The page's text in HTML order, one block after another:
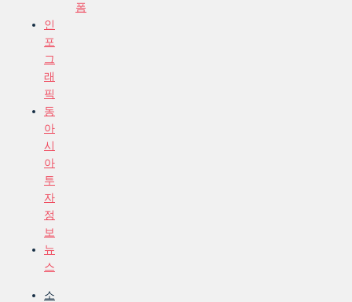
폼
인
포
그
래
픽
동
아
시
아
투
자
정
보
뉴
스
소